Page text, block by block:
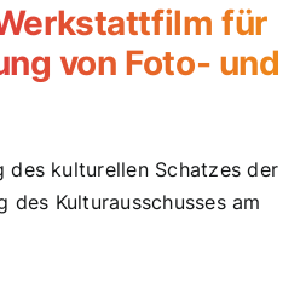
für
von Foto- und
kulturellen Schatzes der
Kulturausschusses am